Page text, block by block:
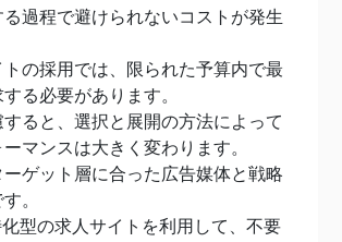
る過程で避けられないコストが発生
の採用では、限られた予算内で最
る必要があります。
すると、選択と展開の方法によって
マンスは大きく変わります。
ゲット層に合った広告媒体と戦略
。
化型の求人サイトを利用して、不要